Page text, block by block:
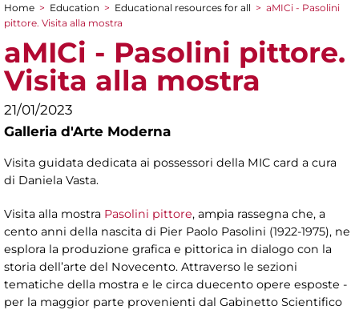
You are here
Home > Education > Educational resources for all > aMICi - Pasolini
pittore. Visita alla mostra
aMICi - Pasolini pittore.
Visita alla mostra
21/01/2023
Galleria d'Arte Moderna
Visita guidata dedicata ai possessori della MIC card a cura
di Daniela Vasta.
Visita alla mostra Pasolini pittore, ampia rassegna che, a
cento anni della nascita di Pier Paolo Pasolini (1922-1975), ne
esplora la produzione grafica e pittorica in dialogo con la
storia dell’arte del Novecento. Attraverso le sezioni
tematiche della mostra e le circa duecento opere esposte -
per la maggior parte provenienti dal Gabinetto Scientifico